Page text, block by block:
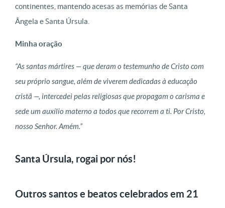
continentes, mantendo acesas as memórias de Santa
Ângela e Santa Úrsula.
Minha oração
“As santas mártires — que deram o testemunho de Cristo com
seu próprio sangue, além de viverem dedicadas à educação
cristã —, intercedei pelas religiosas que propagam o carisma e
sede um auxílio materno a todos que recorrem a ti. Por Cristo,
nosso Senhor. Amém.”
Santa Úrsula, rogai por nós!
Outros santos e beatos celebrados em 21